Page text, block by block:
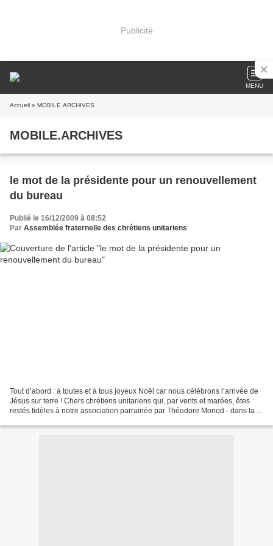
Publicité
MENU
Accueil » MOBILE.ARCHIVES
MOBILE.ARCHIVES
le mot de la présidente pour un renouvellement
du bureau
Publié le 16/12/2009 à 08:52
Par Assemblée fraternelle des chrétiens unitariens
Tout d’abord : à toutes et à tous joyeux Noël car nous célébrons l’arrivée de
Jésus sur terre ! Chers chrétiens unitariens qui, par vents et marées, êtes
restés fidèles à notre association parrainée par Théodore Monod - dans la